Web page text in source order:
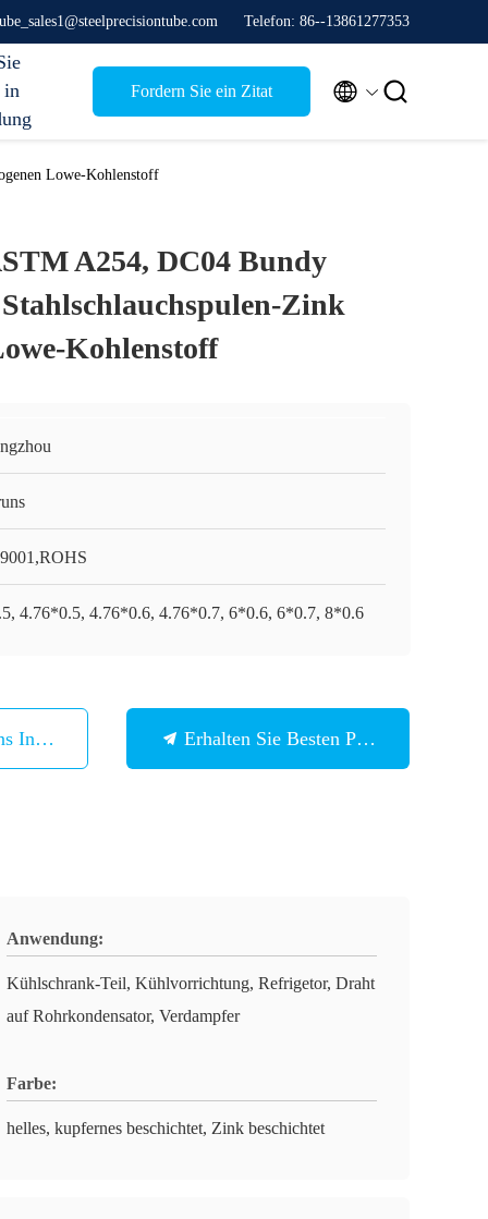
Telefon: 86--13861277353
in
Fordern Sie ein Zitat  
Lowe-Kohlenstoff
A254, DC04 Bundy
Zink
Kohlenstoff
4.76*0.5, 4.76*0.6, 4.76*0.7, 6*0.6, 6*0.7, 8*0.6
In Verbindung Erhalten Sie Besten Preis
Anwendung:
Kühlschrank-Teil, Kühlvorrichtung, Refrigetor, Draht
auf Rohrkondensator, Verdampfer
Farbe:
helles, kupfernes beschichtet, Zink beschichtet